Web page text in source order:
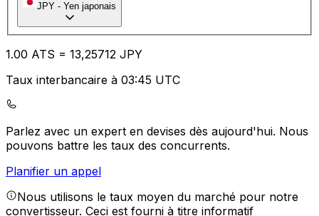
JPY - Yen japonais
1.00 ATS = 13,25712 JPY
Taux interbancaire à 03:45 UTC
Parlez avec un expert en devises dès aujourd'hui. Nous
pouvons battre les taux des concurrents.
Planifier un appel
Nous utilisons le taux moyen du marché pour notre
convertisseur. Ceci est fourni à titre informatif